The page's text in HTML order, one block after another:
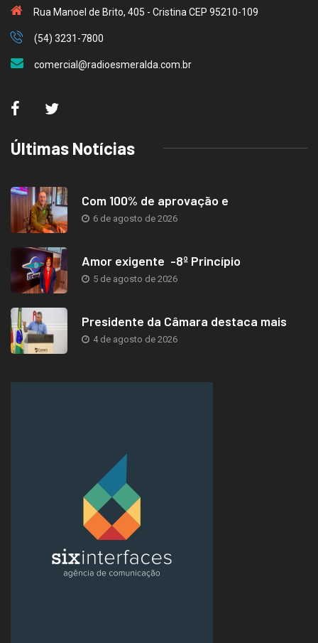
Rua Manoel de Brito, 405 - Cristina CEP 95210-109
(54) 3231-7800
comercial@radioesmeralda.com.br
Últimas Notícias
Com 100% de aprovação e
6 de agosto de 2026
Amor exigente -8º Princípio
5 de agosto de 2026
Presidente da Câmara destaca mais
4 de agosto de 2026